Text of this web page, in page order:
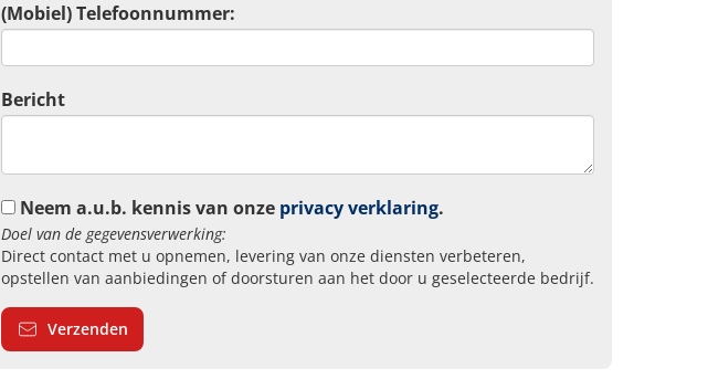
(Mobiel) Telefoonnummer:
Bericht
Neem a.u.b. kennis van onze privacy verklaring.
Doel van de gegevensverwerking:
Direct contact met u opnemen, levering van onze diensten verbeteren,
opstellen van aanbiedingen of doorsturen aan het door u geselecteerde bedrijf.
Verzenden